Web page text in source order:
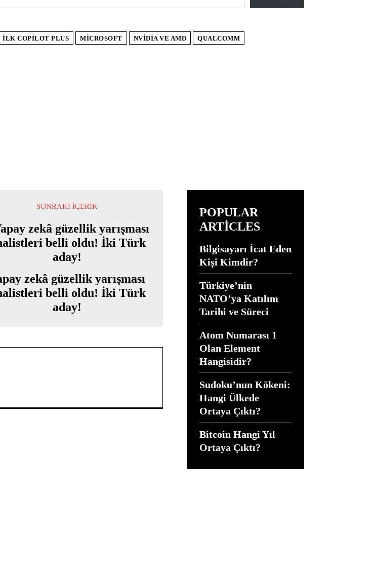
İLK COPILOT PLUS MICROSOFT NVIDIA VE AMD QUALCOMM
SONRAKI İÇERIK
zekâ güzellik yarışması
belli oldu! İki Türk
aday!
POPULAR
ARTICLES
Bilgisayarı İcat Eden
Kişi Kimdir?
Türkiye’nin
NATO’ya Katılım
Tarihi ve Süreci
Atom Numarası 1
Olan Element
Hangisidir?
Sudoku’nun Kökeni:
Hangi Ülkede
Ortaya Çıktı?
Bitcoin Hangi Yıl
Ortaya Çıktı?